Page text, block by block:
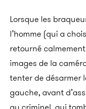
Lorsque les
l’homme (qui a
retourné
images de la
tenter de désarmer
gauche, avant